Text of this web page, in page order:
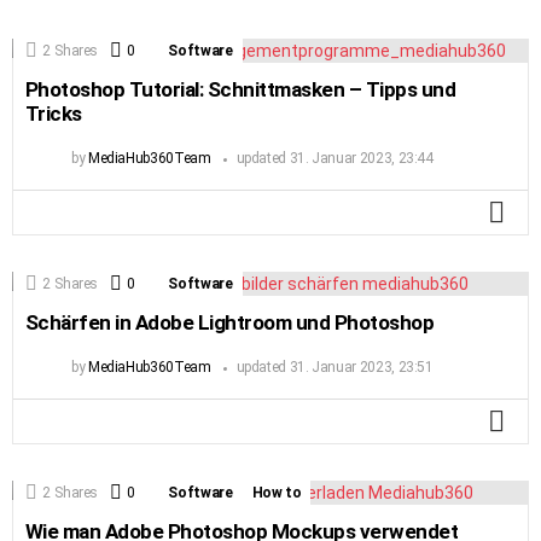
2 Shares 0 Comments
Software
Photoshop Tutorial: Schnittmasken – Tipps und
Tricks
by MediaHub360Team updated 31. Januar 2023, 23:44
2 Shares 0 Comments
Software
Schärfen in Adobe Lightroom und Photoshop
by MediaHub360Team updated 31. Januar 2023, 23:51
2 Shares 0 Comments
Software How to
Wie man Adobe Photoshop Mockups verwendet